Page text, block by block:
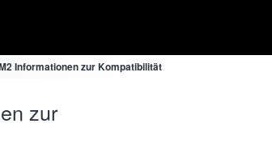
Informationen zur Kompatibilität
zur